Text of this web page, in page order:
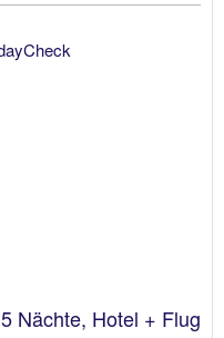
5 Nächte, Hotel + Flug